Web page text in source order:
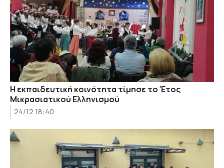
Η εκπαιδευτική κοινότητα τίμησε το Έτος
Μικρασιατικού Ελληνισμού
24/12 18:40